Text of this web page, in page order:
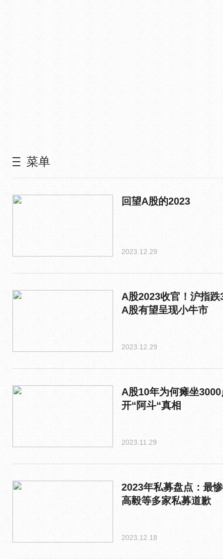
菜单
回望A股的2023
2023.12.29
A股2023收官！沪指
A股有望呈现小牛市
2023.12.29
A股10年为何瘫坐
开“阿斗“真相
2023.11.29
2023年私募盘点：最
高毅等多家私募道歉
2023.12.18